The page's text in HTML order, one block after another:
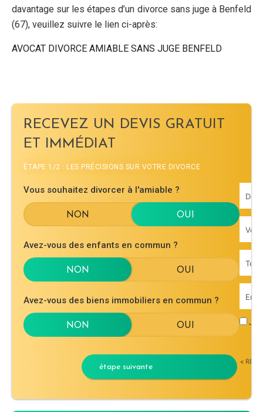
davantage sur les étapes d’un divorce sans juge à Benfeld
(67), veuillez suivre le lien ci-après:
AVOCAT DIVORCE AMIABLE SANS JUGE BENFELD
RECEVEZ UN DEVIS GRATUIT
ET IMMÉDIAT
ÉTAPE 1/2 : LES PRÉCISIONS SUR VOTRE DIVORCE
Vous souhaitez divorcer à l'amiable ?
Avez-vous des enfants en commun ?
Avez-vous des biens immobiliers en commun ?
étape suivante <